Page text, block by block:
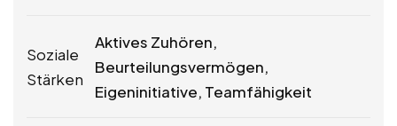
Soziale
Stärken
Aktives Zuhören,
Beurteilungsvermögen,
Eigeninitiative, Teamfähigkeit